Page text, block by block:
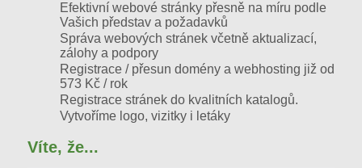
Efektivní webové stránkypřesně na míru podle
Vašich představ a požadavků
Správa webových stránekvčetně aktualizací,
zálohy a podpory
Registrace / přesun domény a webhosting již od
573 Kč / rok
Registrace stránek do kvalitních katalogů.
Vytvoříme logo, vizitky i letáky
Víte, že...